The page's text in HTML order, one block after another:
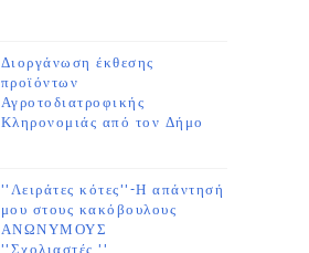
Διοργάνωση έκθεσης
προϊόντων
Αγροτοδιατροφικής
Κληρονομιάς από τον Δήμο
''Λειράτες κότες''-Η απάντησή
μου στους κακόβουλους
ΑΝΩΝΥΜΟΥΣ